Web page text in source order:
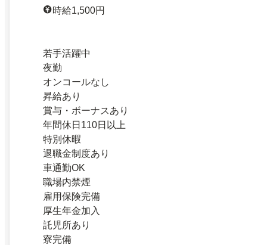
時給1,500円
若手活躍中
夜勤
オンコールなし
昇給あり
賞与・ボーナスあり
年間休日110日以上
特別休暇
退職金制度あり
車通勤OK
職場内禁煙
雇用保険完備
厚生年金加入
託児所あり
寮完備